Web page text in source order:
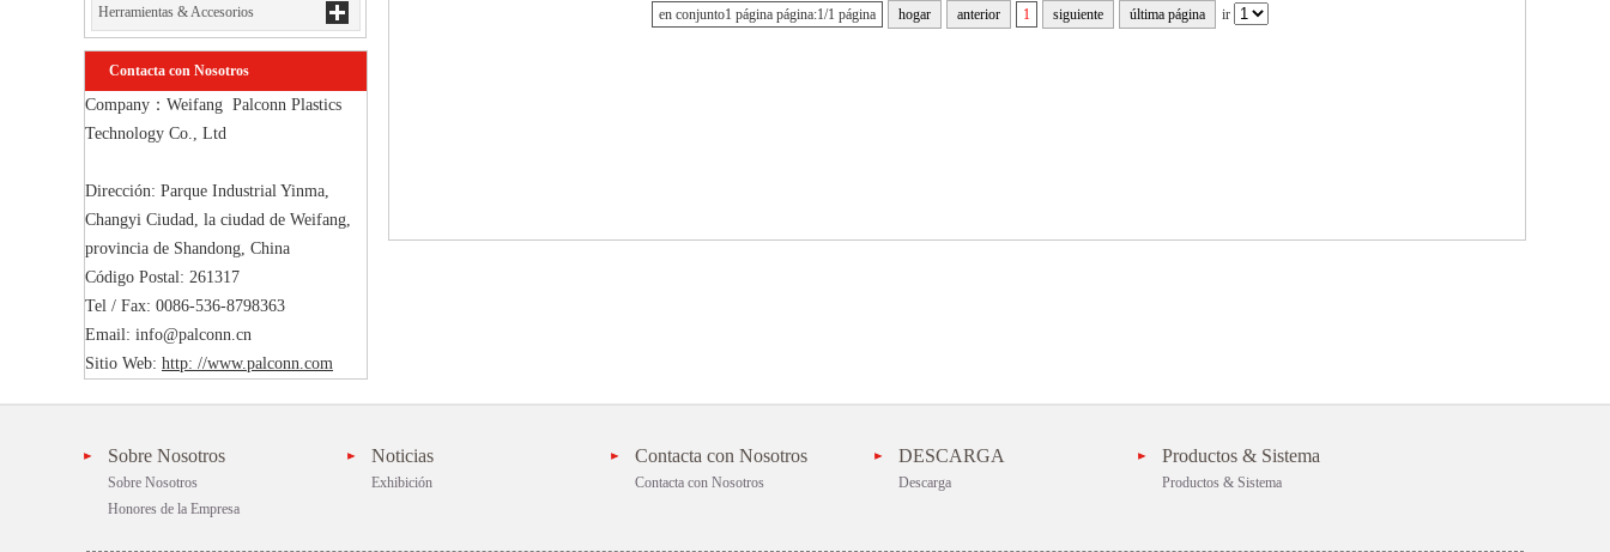
Herramientas & Accesorios
Contacta con Nosotros
Company：Weifang  Palconn Plastics
Technology Co., Ltd
Dirección: Parque Industrial Yinma,
Changyi Ciudad, la ciudad de Weifang,
provincia de Shandong, China
Código Postal: 261317
Tel / Fax: 0086-536-8798363
Email: info@palconn.cn
Sitio Web: http: //www.palconn.com
en conjunto1 página página:1/1 página hogar anterior 1 siguiente última página ir
Sobre Nosotros
Sobre Nosotros
Honores de la Empresa
Noticias
Exhibición
Contacta con Nosotros
Contacta con Nosotros
DESCARGA
Descarga
Productos & Sistema
Productos & Sistema